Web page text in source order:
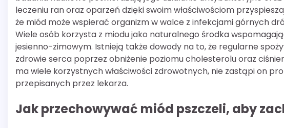
leczeniu ran oraz oparzeń dzięki swoim właściwościom
że miód może wspierać organizm w walce z infekcjami górnych
Wiele osób korzysta z miodu jako naturalnego środka
jesienno-zimowym. Istnieją także dowody na to, że regularne
zdrowie serca poprzez obniżenie poziomu cholesterolu oraz
ma wiele korzystnych właściwości zdrowotnych, nie zastąpi on
przepisanych przez lekarza.
Jak przechowywać miód pszczeli, aby